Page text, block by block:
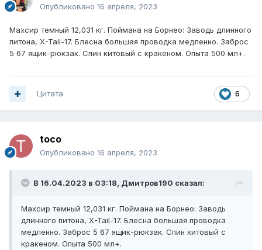
Опубликовано 16 апреля, 2023
Махсир темный 12,031 кг. Поймана на Борнео: Заводь длинного
питона, X-Tail-17. Блесна большая проводка медленно. Заброс
5 67 ящик-рюкзак. Спин китовый с кракеном. Опыта 500 мл+.
6
Цитата
toco
Опубликовано 16 апреля, 2023
В 16.04.2023 в 03:18, Дмитров190 сказал:
Махсир темный 12,031 кг. Поймана на Борнео: Заводь
длинного питона, X-Tail-17. Блесна большая проводка
медленно. Заброс 5 67 ящик-рюкзак. Спин китовый с
кракеном. Опыта 500 мл+.